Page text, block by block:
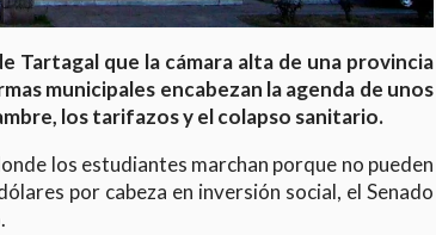
Tartagal que la cámara alta de una provincia
municipales encabezan la agenda de unos
los tarifazos y el colapso sanitario.
los estudiantes marchan porque no pueden
por cabeza en inversión social, el Senado
.